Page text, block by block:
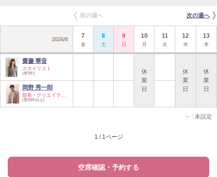
前の週へ 次の週へ
2026/8 7
金
8
土
9
日
10
月
11
火
12
水
13
木
齋藤 華音
スタイリスト
(歴3年)
岡野 秀一郎
(歴20年以上)
休
業
日
休
業
日
休
業
日
－ : 未設定
1 / 1ページ
空席確認・予約する